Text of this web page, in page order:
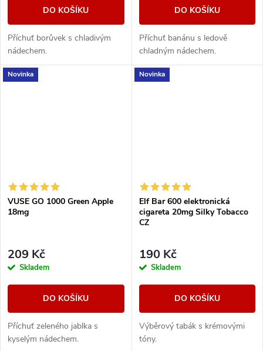
DO KOŠÍKU
Příchuť borůvek s chladivým
nádechem.
DO KOŠÍKU
Příchuť banánu s ledově
chladným nádechem.
Novinka
VUSE GO 1000 Green Apple
18mg
209 Kč
Skladem
DO KOŠÍKU
Příchuť zeleného jablka s
kyselým nádechem.
Novinka
Elf Bar 600 elektronická
cigareta 20mg Silky Tobacco
CZ
190 Kč
Skladem
DO KOŠÍKU
Výběrový tabák s krémovými
tóny.